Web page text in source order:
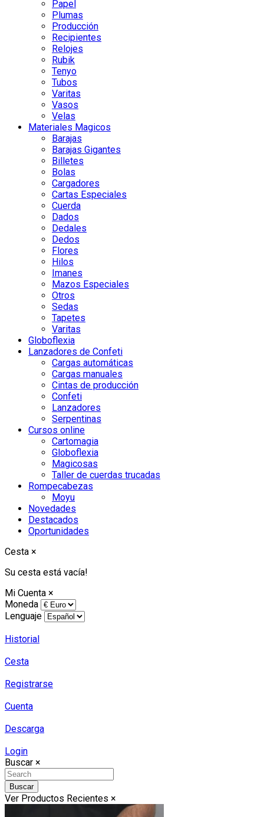
Papel
Plumas
Producción
Recipientes
Relojes
Rubik
Tenyo
Tubos
Varitas
Vasos
Velas
Materiales Magicos
Barajas
Barajas Gigantes
Billetes
Bolas
Cargadores
Cartas Especiales
Cuerda
Dados
Dedales
Dedos
Flores
Hilos
Imanes
Mazos Especiales
Otros
Sedas
Tapetes
Varitas
Globoflexia
Lanzadores de Confeti
Cargas automáticas
Cargas manuales
Cintas de producción
Confeti
Lanzadores
Serpentinas
Cursos online
Cartomagia
Globoflexia
Magicosas
Taller de cuerdas trucadas
Rompecabezas
Moyu
Novedades
Destacados
Oportunidades
Cesta ×
Su cesta está vacía!
Mi Cuenta ×
Moneda
Lenguaje
Historial
Cesta
Registrarse
Cuenta
Descarga
Login
Buscar ×
Buscar
Ver Productos Recientes ×